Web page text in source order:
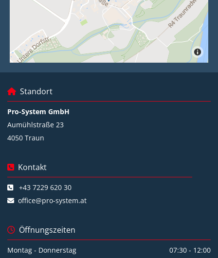
 Standort
Pro-System GmbH
Aumühlstraße 23
4050 Traun
 Kontakt
 +43 7229 620 30
 office@pro-system.at
 Öffnungszeiten
Montag - Donnerstag
07:30 - 12:00